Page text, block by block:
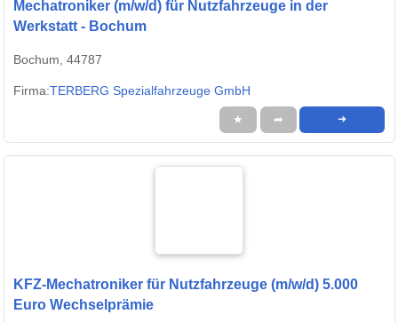
Mechatroniker (m/w/d) für Nutzfahrzeuge in der
Werkstatt - Bochum
Bochum, 44787
Firma:TERBERG Spezialfahrzeuge GmbH
★ ➦ ➜
KFZ-Mechatroniker für Nutzfahrzeuge (m/w/d) 5.000
Euro Wechselprämie